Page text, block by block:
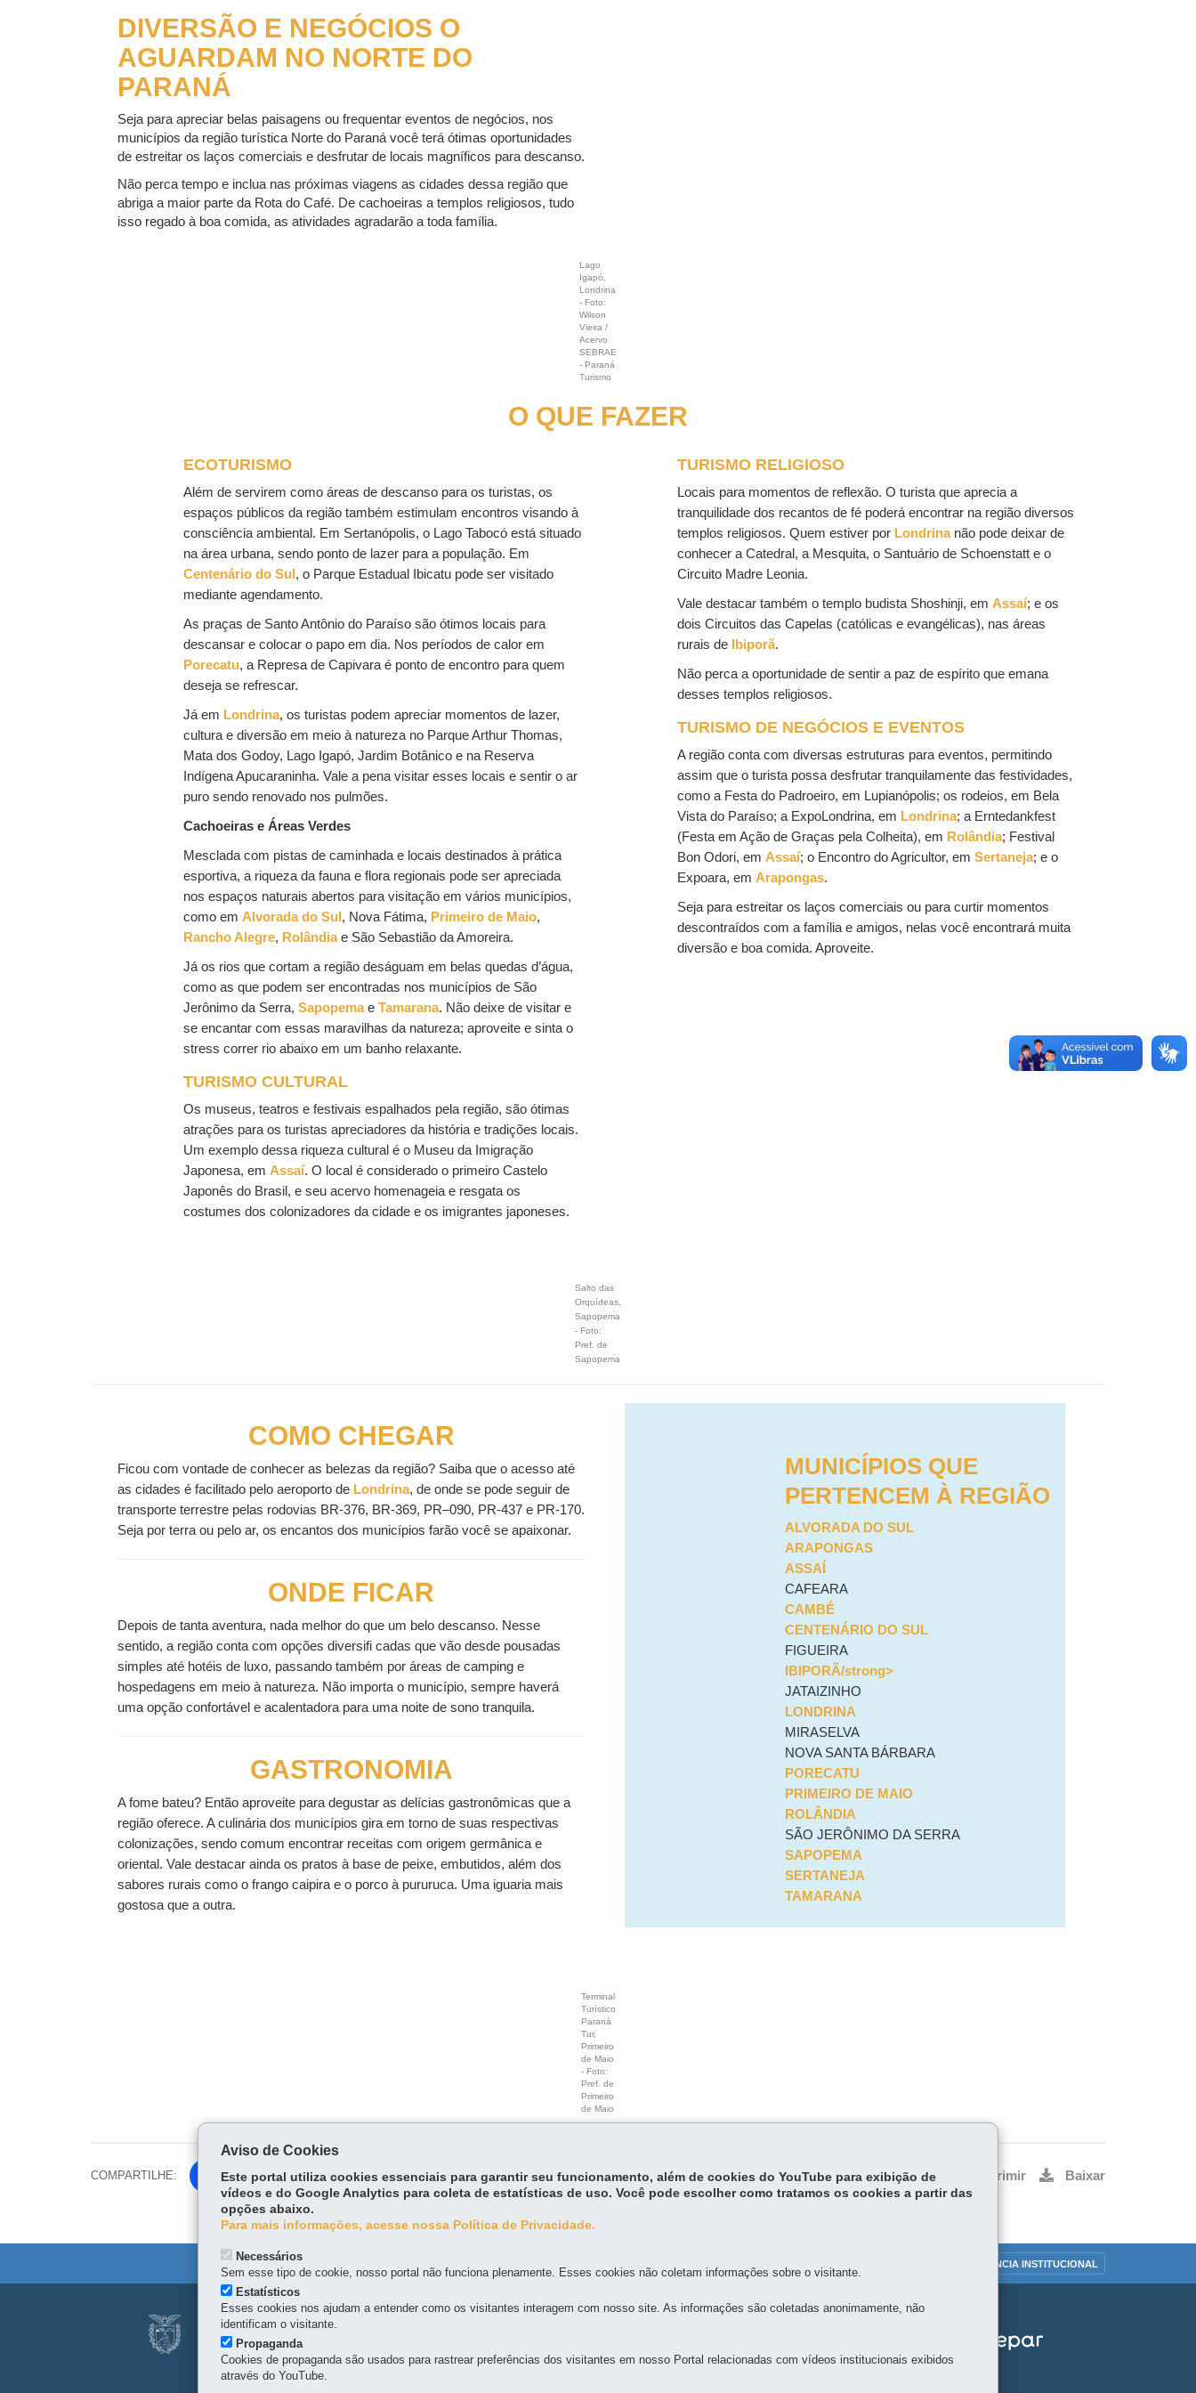
DIVERSÃO E NEGÓCIOS O
AGUARDAM NO NORTE DO
PARANÁ
Seja para apreciar belas paisagens ou frequentar eventos de negócios, nos
municípios da região turística Norte do Paraná você terá ótimas oportunidades
de estreitar os laços comerciais e desfrutar de locais magníficos para descanso.
Não perca tempo e inclua nas próximas viagens as cidades dessa região que
abriga a maior parte da Rota do Café. De cachoeiras a templos religiosos, tudo
isso regado à boa comida, as atividades agradarão a toda família.
Lago
Igapó,
Londrina
- Foto:
Wilson
Vieira /
Acervo
SEBRAE
- Paraná
Turismo
O QUE FAZER
ECOTURISMO
Além de servirem como áreas de descanso para os turistas, os
espaços públicos da região também estimulam encontros visando à
consciência ambiental. Em Sertanópolis, o Lago Tabocó está situado
na área urbana, sendo ponto de lazer para a população. Em
Centenário do Sul , o Parque Estadual Ibicatu pode ser visitado
mediante agendamento.
As praças de Santo Antônio do Paraíso são ótimos locais para
descansar e colocar o papo em dia. Nos períodos de calor em
Porecatu, a Represa de Capivara é ponto de encontro para quem
deseja se refrescar.
Já em Londrina, os turistas podem apreciar momentos de lazer,
cultura e diversão em meio à natureza no Parque Arthur Thomas,
Mata dos Godoy, Lago Igapó, Jardim Botânico e na Reserva
Indígena Apucaraninha. Vale a pena visitar esses locais e sentir o ar
puro sendo renovado nos pulmões.
Cachoeiras e Áreas Verdes
Mesclada com pistas de caminhada e locais destinados à prática
esportiva, a riqueza da fauna e flora regionais pode ser apreciada
nos espaços naturais abertos para visitação em vários municípios,
como em Alvorada do Sul , Nova Fátima, Primeiro de Maio,
Rancho Alegre, Rolândiae São Sebastião da Amoreira.
Já os rios que cortam a região deságuam em belas quedas d’água,
como as que podem ser encontradas nos municípios de São
Jerônimo da Serra, Sapopemae Tamarana. Não deixe de visitar e
se encantar com essas maravilhas da natureza; aproveite e sinta o
stress correr rio abaixo em um banho relaxante.
TURISMO CULTURAL
Os museus, teatros e festivais espalhados pela região, são ótimas
atrações para os turistas apreciadores da história e tradições locais.
Um exemplo dessa riqueza cultural é o Museu da Imigração
Japonesa, em Assaí. O local é considerado o primeiro Castelo
Japonês do Brasil, e seu acervo homenageia e resgata os
costumes dos colonizadores da cidade e os imigrantes japoneses.
TURISMO RELIGIOSO
Locais para momentos de reflexão. O turista que aprecia a
tranquilidade dos recantos de fé poderá encontrar na região diversos
templos religiosos. Quem estiver por Londrinanão pode deixar de
conhecer a Catedral, a Mesquita, o Santuário de Schoenstatt e o
Circuito Madre Leonia.
Vale destacar também o templo budista Shoshinji, em Assaí; e os
dois Circuitos das Capelas (católicas e evangélicas), nas áreas
rurais de
Ibiporã.
Não perca a oportunidade de sentir a paz de espírito que emana
desses templos religiosos.
TURISMO DE NEGÓCIOS E EVENTOS
A região conta com diversas estruturas para eventos, permitindo
assim que o turista possa desfrutar tranquilamente das festividades,
como a Festa do Padroeiro, em Lupianópolis; os rodeios, em Bela
Vista do Paraíso; a ExpoLondrina, em Londrina; a Erntedankfest
(Festa em Ação de Graças pela Colheita), em Rolândia; Festival
Bon Odori, em Assaí; o Encontro do Agricultor, em Sertaneja; e o
Expoara, em Arapongas.
Seja para estreitar os laços comerciais ou para curtir momentos
descontraídos com a família e amigos, nelas você encontrará muita
diversão e boa comida. Aproveite.
Salto das
Orquídeas,
Sapopema
- Foto:
Pref. de
Sapopema
COMO CHEGAR
Ficou com vontade de conhecer as belezas da região? Saiba que o acesso até
as cidades é facilitado pelo aeroporto de Londrina, de onde se pode seguir de
transporte terrestre pelas rodovias BR-376, BR-369, PR–090, PR-437 e PR-170.
Seja por terra ou pelo ar, os encantos dos municípios farão você se apaixonar.
ONDE FICAR
Depois de tanta aventura, nada melhor do que um belo descanso. Nesse
sentido, a região conta com opções diversifi cadas que vão desde pousadas
simples até hotéis de luxo, passando também por áreas de camping e
hospedagens em meio à natureza. Não importa o município, sempre haverá
uma opção confortável e acalentadora para uma noite de sono tranquila.
GASTRONOMIA
A fome bateu? Então aproveite para degustar as delícias gastronômicas que a
região oferece. A culinária dos municípios gira em torno de suas respectivas
colonizações, sendo comum encontrar receitas com origem germânica e
oriental. Vale destacar ainda os pratos à base de peixe, embutidos, além dos
sabores rurais como o frango caipira e o porco à pururuca. Uma iguaria mais
gostosa que a outra.
MUNICÍPIOS QUE
PERTENCEM À REGIÃO
ALVORADA DO SUL
ARAPONGAS
ASSAÍ
CAFEARA
CAMBÉ
CENTENÁRIO DO SUL
FIGUEIRA
IBIPORÃ/strong>
JATAIZINHO
LONDRINA
MIRASELVA
NOVA SANTA BÁRBARA
PORECATU
PRIMEIRO DE MAIO
ROLÂNDIA
SÃO JERÔNIMO DA SERRA
SAPOPEMA
SERTANEJA
TAMARANA
Terminal
Turístico
Paraná
Tur,
Primeiro
de Maio
- Foto:
Pref. de
Primeiro
de Maio
COMPARTILHE:
Fa
ce
bo
Tw
itt
er
Voltar Início Imprimir Baixar
TRANSPARÊNCIA INSTITUCIONAL
Navegação
principal
SERVIÇO SOCIAL AUTÔNOMO VIAJE PARANÁ
Alameda Júlia da Costa, 64 - São Francisco
80410-070-
Aviso de Cookies
Este portal utiliza cookies essenciais para garantir seu funcionamento, além de cookies do YouTube para exibição de
vídeos e do Google Analytics para coleta de estatísticas de uso. Você pode escolher como tratamos os cookies a partir das
opções abaixo.
Para mais informações, acesse nossa Política de Privacidade.
Necessários
Sem esse tipo de cookie, nosso portal não funciona plenamente. Esses cookies não coletam informações sobre o visitante.
Estatísticos
Esses cookies nos ajudam a entender como os visitantes interagem com nosso site. As informações são coletadas anonimamente, não
identificam o visitante.
Propaganda
Cookies de propaganda são usados para rastrear preferências dos visitantes em nosso Portal relacionadas com vídeos institucionais exibidos
através do YouTube.